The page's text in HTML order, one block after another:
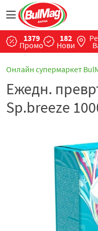
1379
Промо
182
Нови
Онлайн супермаркет
Ежедн.
Sp.breeze